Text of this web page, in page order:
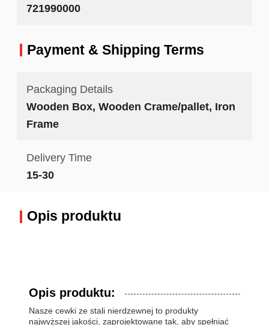
721990000
Payment & Shipping Terms
Packaging Details
Wooden Box, Wooden Crame/pallet, Iron
Frame
Delivery Time
15-30
Opis produktu
Opis produktu:
Nasze cewki ze stali nierdzewnej to produkty
najwyższej jakości, zaprojektowane tak, aby spełniać